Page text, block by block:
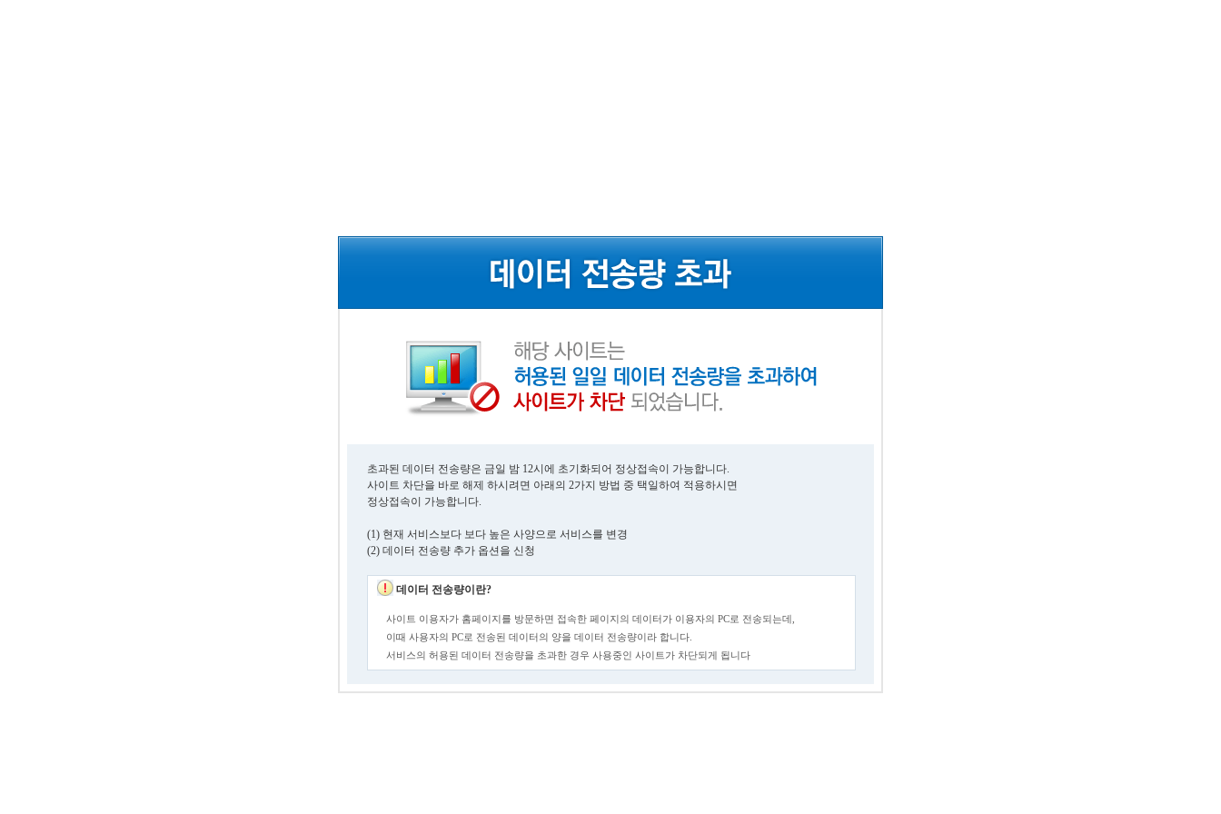
초과된 데이터 전송량은 금일 밤 12시에 초기화되어 정상접속이 가능합니다.
사이트 차단을 바로 해제 하시려면 아래의 2가지 방법 중 택일하여 적용하시면
정상접속이 가능합니다.
(1) 현재 서비스보다 보다 높은 사양으로 서비스를 변경
(2) 데이터 전송량 추가 옵션을 신청
데이터 전송량이란?
사이트 이용자가 홈페이지를 방문하면 접속한 페이지의 데이터가 이용자의 PC로 전송되는데,
이때 사용자의 PC로 전송된 데이터의 양을 데이터 전송량이라 합니다.
서비스의 허용된 데이터 전송량을 초과한 경우 사용중인 사이트가 차단되게 됩니다